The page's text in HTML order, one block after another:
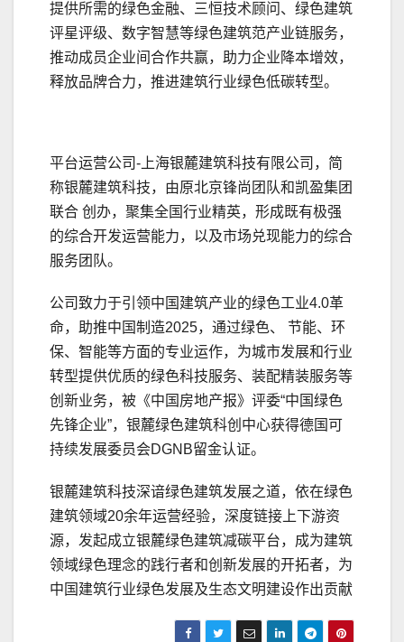
提供所需的绿色金融、三恒技术顾问、绿色建筑
评星评级、数字智慧等绿色建筑范产业链服务，
推动成员企业间合作共赢，助力企业降本增效，
释放品牌合力，推进建筑行业绿色低碳转型。
平台运营公司-上海银麓建筑科技有限公司，简
称银麓建筑科技，由原北京锋尚团队和凯盈集团
联合 创办，聚集全国行业精英，形成既有极强
的综合开发运营能力，以及市场兑现能力的综合
服务团队。
公司致力于引领中国建筑产业的绿色工业4.0革
命，助推中国制造2025，通过绿色、 节能、环
保、智能等方面的专业运作，为城市发展和行业
转型提供优质的绿色科技服务、装配精装服务等
创新业务，被《中国房地产报》评委“中国绿色
先锋企业”，银麓绿色建筑科创中心获得德国可
持续发展委员会DGNB留金认证。
银麓建筑科技深谙绿色建筑发展之道，依在绿色
建筑领域20余年运营经验，深度链接上下游资
源，发起成立银麓绿色建筑减碳平台，成为建筑
领域绿色理念的践行者和创新发展的开拓者，为
中国建筑行业绿色发展及生态文明建设作出贡献